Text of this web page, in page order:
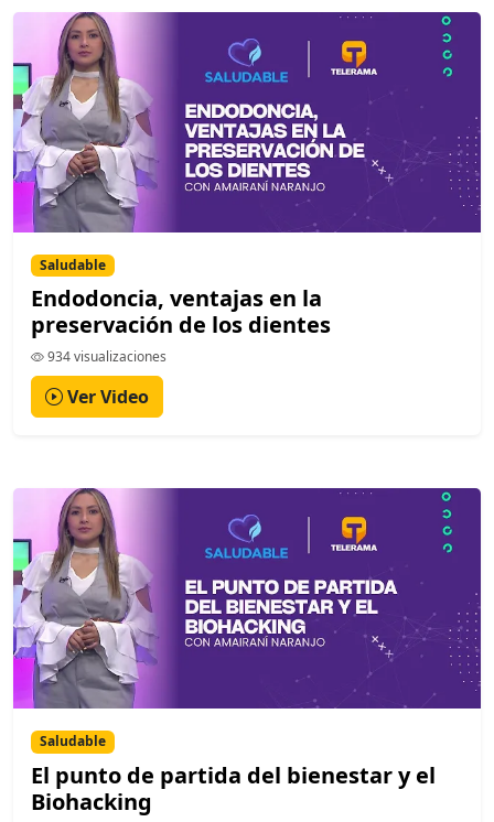
Saludable
Endodoncia, ventajas en la
preservación de los dientes
934 visualizaciones
Ver Video
Saludable
El punto de partida del bienestar y el
Biohacking